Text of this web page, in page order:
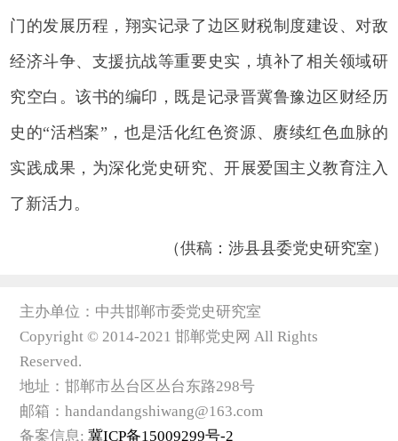
门的发展历程，翔实记录了边区财税制度建设、对敌
经济斗争、支援抗战等重要史实，填补了相关领域研
究空白。该书的编印，既是记录晋冀鲁豫边区财经历
史的“活档案”，也是活化红色资源、赓续红色血脉的
实践成果，为深化党史研究、开展爱国主义教育注入
了新活力。
（供稿：涉县县委党史研究室）
主办单位：中共邯郸市委党史研究室
Copyright © 2014-2021 邯郸党史网 All Rights
Reserved.
地址：邯郸市丛台区丛台东路298号
邮箱：handandangshiwang@163.com
备案信息: 冀ICP备15009299号-2